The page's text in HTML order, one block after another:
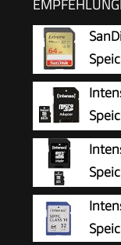
SanDisk
stoßfest,